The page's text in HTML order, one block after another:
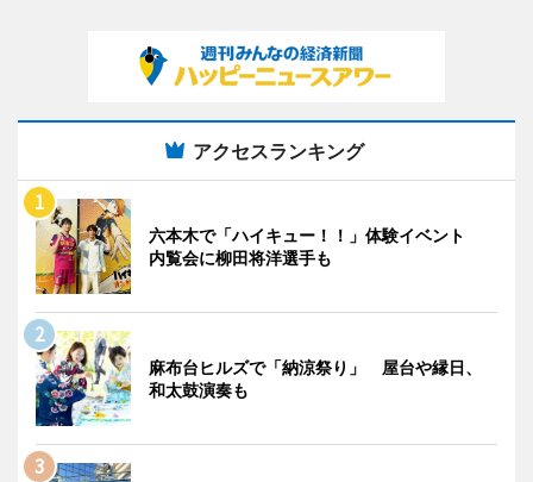
アクセスランキング
六本木で「ハイキュー！！」体験イベント
内覧会に柳田将洋選手も
麻布台ヒルズで「納涼祭り」 屋台や縁日、
和太鼓演奏も